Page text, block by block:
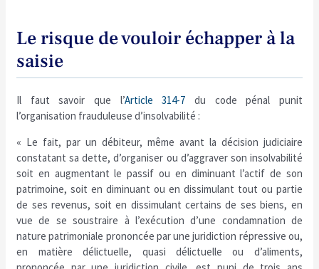
Le risque de vouloir échapper à la
saisie
Il faut savoir que l’Article 314-7 du code pénal punit
l’organisation frauduleuse d’insolvabilité :
« Le fait, par un débiteur, même avant la décision judiciaire
constatant sa dette, d’organiser ou d’aggraver son insolvabilité
soit en augmentant le passif ou en diminuant l’actif de son
patrimoine, soit en diminuant ou en dissimulant tout ou partie
de ses revenus, soit en dissimulant certains de ses biens, en
vue de se soustraire à l’exécution d’une condamnation de
nature patrimoniale prononcée par une juridiction répressive ou,
en matière délictuelle, quasi délictuelle ou d’aliments,